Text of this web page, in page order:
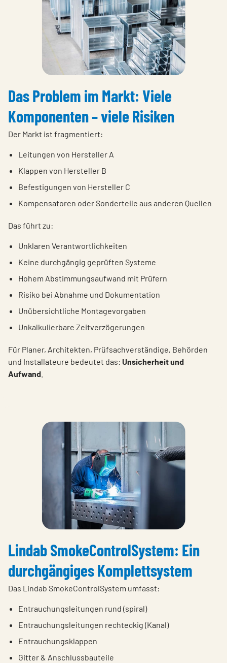
Das Problem im Markt: Viele
Komponenten – viele Risiken
Der Markt ist fragmentiert:
Leitungen von Hersteller A
Klappen von Hersteller B
Befestigungen von Hersteller C
Kompensatoren oder Sonderteile aus anderen Quellen
Das führt zu:
Unklaren Verantwortlichkeiten
Keine durchgängig geprüften Systeme
Hohem Abstimmungsaufwand mit Prüfern
Risiko bei Abnahme und Dokumentation
Unübersichtliche Montagevorgaben
Unkalkulierbare Zeitverzögerungen
Für Planer, Architekten, Prüfsachverständige, Behörden
und Installateure bedeutet das: Unsicherheit und
Aufwand
Lindab SmokeControlSystem: Ein
durchgängiges Komplettsystem
Das Lindab SmokeControlSystem umfasst:
Entrauchungsleitungen rund (spiral)
Entrauchungsleitungen rechteckig (Kanal)
Entrauchungsklappen
Gitter & Anschlussbauteile